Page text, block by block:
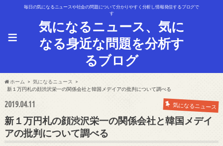
毎日の気になるニュースや社会の問題について分かりやすく分析し情報発信するブログで
す
気になるニュース、気に
なる身近な問題を分析す
るブログ
≡
ホーム
気になるニュース
新１万円札の顔渋沢栄一の関係会社と韓国メデイアの批判について調べる
2019.04.11 気になるニュース
新１万円札の顔渋沢栄一の関係会社と韓国メデイ
アの批判について調べる